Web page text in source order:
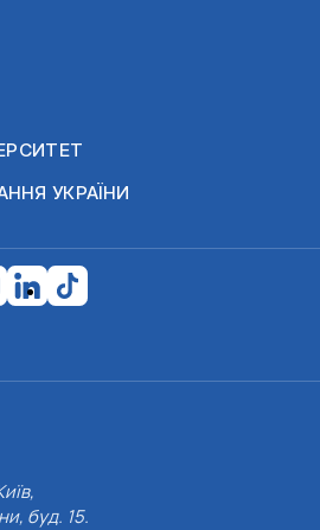
УКРАЇНИ
буд. 15.